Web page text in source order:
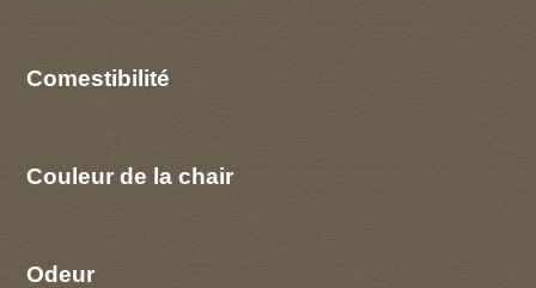
Comestibilité
Couleur de la chair
Odeur